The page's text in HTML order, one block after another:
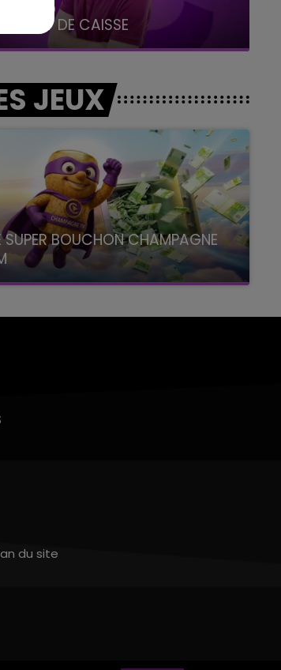
- 15h00
Radio Pop
JEUX
SUPER BOUCHON CHAMPAGNE
La Famille Champagne FM, à 8H10
du site